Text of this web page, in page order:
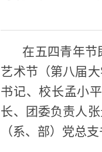
在五四青年节
艺术节（第八届
书记、校长孟小
长、团委负责人
（系、部）党总